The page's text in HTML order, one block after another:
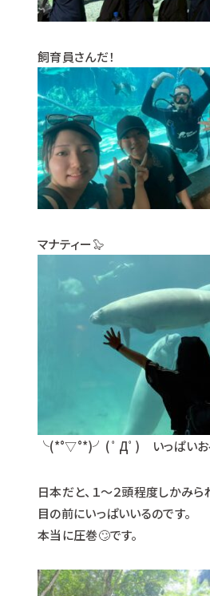
飼育員さんだ！
マナティー🦭
╰(*°▽°*)╯( ﾟДﾟ) いっぱいお
日本だと、１～２頭程度しかみら
目の前にいっぱいいるのです。
本当に圧巻🙄です。